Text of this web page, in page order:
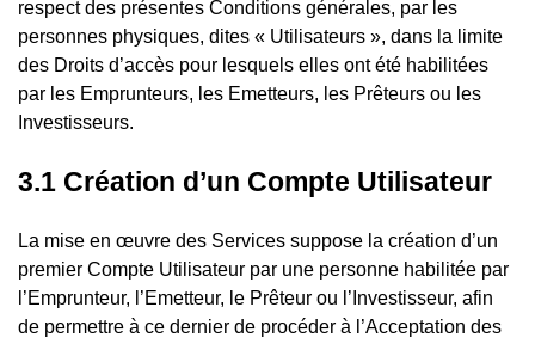
respect des présentes Conditions générales, par les
personnes physiques, dites « Utilisateurs », dans la limite
des Droits d’accès pour lesquels elles ont été habilitées
par les Emprunteurs, les Emetteurs, les Prêteurs ou les
Investisseurs.
3.1 Création d’un Compte Utilisateur
La mise en œuvre des Services suppose la création d’un
premier Compte Utilisateur par une personne habilitée par
l’Emprunteur, l’Emetteur, le Prêteur ou l’Investisseur, afin
de permettre à ce dernier de procéder à l’Acceptation des